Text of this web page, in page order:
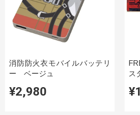
消防防火衣モバイルバッテリ
ー ベージュ
¥2,980
ス